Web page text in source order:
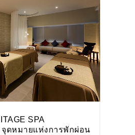
SPA
จุดหมายแห่งการพักผ่อน